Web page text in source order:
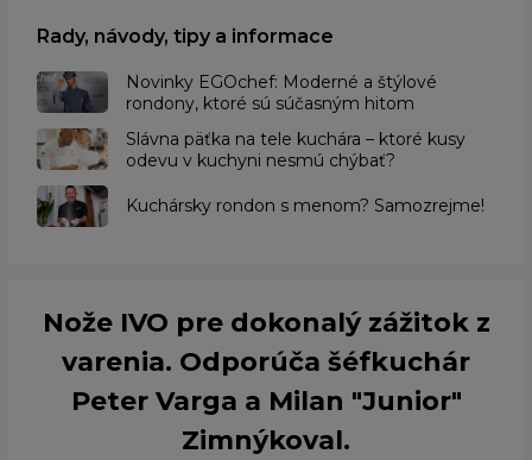
Rady, návody, tipy a informace
Novinky EGOchef: Moderné a štýlové
rondony, ktoré sú súčasným hitom
Slávna päťka na tele kuchára – ktoré kusy
odevu v kuchyni nesmú chýbať?
Kuchársky rondon s menom? Samozrejme!
Nože IVO pre dokonalý zážitok z
varenia. Odporúča šéfkuchár
Peter Varga a Milan "Junior"
Zimnýkoval.